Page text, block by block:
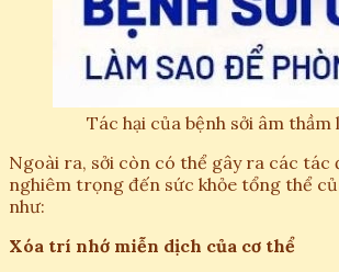
Tác hại của bệnh sởi âm thầm
Ngoài ra, sởi còn có thể gây ra các tác
nghiêm trọng đến sức khỏe tổng thể
như:
Xóa trí nhớ miễn dịch của cơ thể